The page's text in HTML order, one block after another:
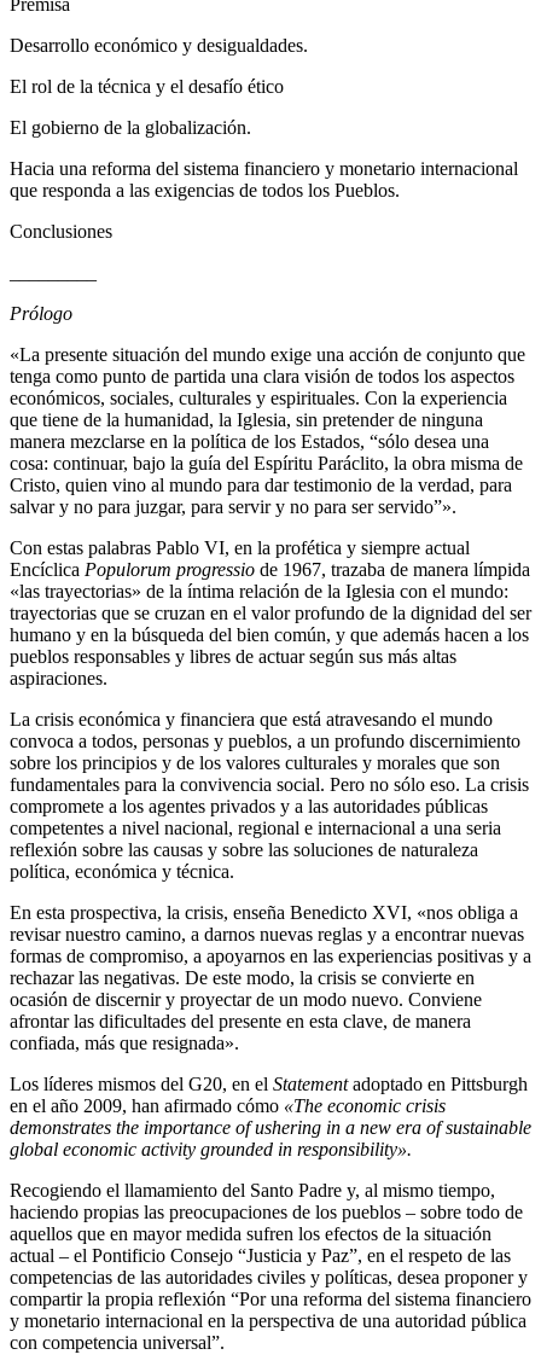
Premisa
Desarrollo económico y desigualdades.
El rol de la técnica y el desafío ético
El gobierno de la globalización.
Hacia una reforma del sistema financiero y monetario internacional
que responda a las exigencias de todos los Pueblos.
Conclusiones
Prólogo
«La presente situación del mundo exige una acción de conjunto que
tenga como punto de partida una clara visión de todos los aspectos
económicos, sociales, culturales y espirituales. Con la experiencia
que tiene de la humanidad, la Iglesia, sin pretender de ninguna
manera mezclarse en la política de los Estados, “sólo desea una
cosa: continuar, bajo la guía del Espíritu Paráclito, la obra misma de
Cristo, quien vino al mundo para dar testimonio de la verdad, para
salvar y no para juzgar, para servir y no para ser servido”».
Con estas palabras Pablo VI, en la profética y siempre actual
Encíclica Populorum progressio de 1967, trazaba de manera límpida
«las trayectorias» de la íntima relación de la Iglesia con el mundo:
trayectorias que se cruzan en el valor profundo de la dignidad del ser
humano y en la búsqueda del bien común, y que además hacen a los
pueblos responsables y libres de actuar según sus más altas
aspiraciones.
La crisis económica y financiera que está atravesando el mundo
convoca a todos, personas y pueblos, a un profundo discernimiento
sobre los principios y de los valores culturales y morales que son
fundamentales para la convivencia social. Pero no sólo eso. La crisis
compromete a los agentes privados y a las autoridades públicas
competentes a nivel nacional, regional e internacional a una seria
reflexión sobre las causas y sobre las soluciones de naturaleza
política, económica y técnica.
En esta prospectiva, la crisis, enseña Benedicto XVI, «nos obliga a
revisar nuestro camino, a darnos nuevas reglas y a encontrar nuevas
formas de compromiso, a apoyarnos en las experiencias positivas y a
rechazar las negativas. De este modo, la crisis se convierte en
ocasión de discernir y proyectar de un modo nuevo. Conviene
afrontar las dificultades del presente en esta clave, de manera
confiada, más que resignada».
Los líderes mismos del G20, en el Statementadoptado en Pittsburgh
en el año 2009, han afirmado cómo «The economic crisis
demonstrates the importance of ushering in a new era of sustainable
global economic activity grounded in responsibility».
Recogiendo el llamamiento del Santo Padre y, al mismo tiempo,
haciendo propias las preocupaciones de los pueblos – sobre todo de
aquellos que en mayor medida sufren los efectos de la situación
actual – el Pontificio Consejo “Justicia y Paz”, en el respeto de las
competencias de las autoridades civiles y políticas, desea proponer y
compartir la propia reflexión “Por una reforma del sistema financiero
y monetario internacional en la perspectiva de una autoridad pública
con competencia universal”.